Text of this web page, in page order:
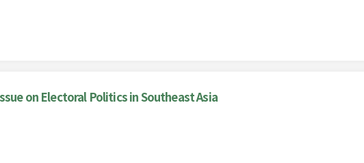
on Electoral Politics in Southeast Asia